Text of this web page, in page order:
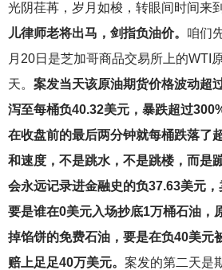
光阴荏苒，岁月如梭，转眼间时间来
儿律师老将出马，剑指负油价。 咱们
月20日是芝加哥商品交易所上的WTI
天。 案发当天该原油期货价格波动超
泻至每桶负40.32美元，暴跌超过
在收盘前的最后两分钟就每桶跌落了
和速度，不是跳水，不是跳楼，而是
会永远记录进金融史的负37.63美元，
要是谁在0美元入场抄底1万桶石油，
掉馅饼的免费石油，要是在负40美元
赔上足足40万美元。 案发的第二天是